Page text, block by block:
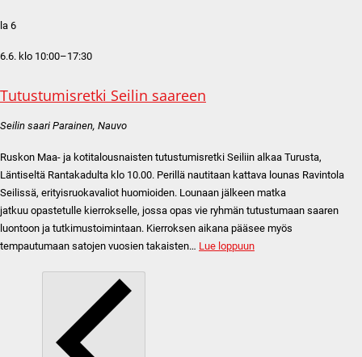
la 6
6.6. klo 10:00–17:30
Tutustumisretki Seilin saareen
Seilin saari Parainen, Nauvo
Ruskon Maa- ja kotitalousnaisten tutustumisretki Seiliin alkaa Turusta,
Läntiseltä Rantakadulta klo 10.00. Perillä nautitaan kattava lounas Ravintola
Seilissä, erityisruokavaliot huomioiden. Lounaan jälkeen matka
jatkuu opastetulle kierrokselle, jossa opas vie ryhmän tutustumaan saaren
luontoon ja tutkimustoimintaan. Kierroksen aikana pääsee myös
tempautumaan satojen vuosien takaisten… Lue loppuun